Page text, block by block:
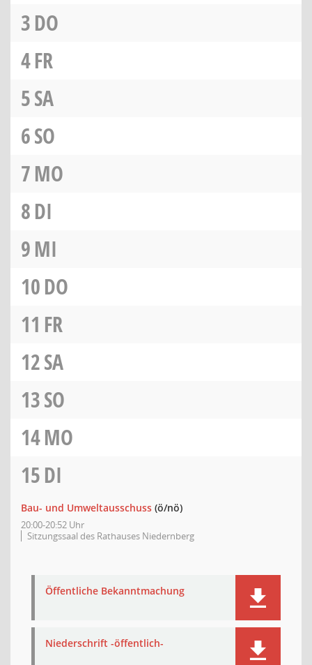
3DO
4FR
5SA
6SO
7MO
8DI
9MI
10DO
11 FR
12SA
13SO
14MO
15DI
Bau- und Umweltausschuss (ö/nö)
20:00-20:52 Uhr
Sitzungssaal des Rathauses Niedernberg
Öffentliche Bekanntmachung
Niederschrift -öffentlich-